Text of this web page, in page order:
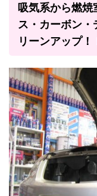
吸気系から燃
ス・カーボン・
リーンアップ！